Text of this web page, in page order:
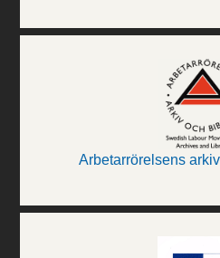
Arbetarrörelsens